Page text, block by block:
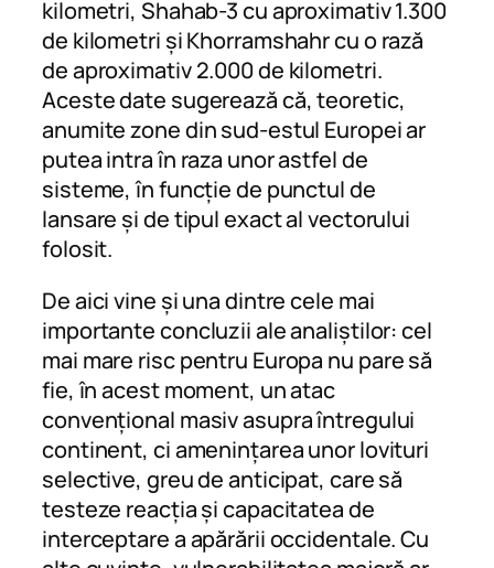
kilometri, Shahab-3 cu aproximativ 1.300
de kilometri și Khorramshahr cu o rază
de aproximativ 2.000 de kilometri.
Aceste date sugerează că, teoretic,
anumite zone din sud-estul Europei ar
putea intra în raza unor astfel de
sisteme, în funcție de punctul de
lansare și de tipul exact al vectorului
folosit.
De aici vine și una dintre cele mai
importante concluzii ale analiștilor: cel
mai mare risc pentru Europa nu pare să
fie, în acest moment, un atac
convențional masiv asupra întregului
continent, ci amenințarea unor lovituri
selective, greu de anticipat, care să
testeze reacția și capacitatea de
interceptare a apărării occidentale. Cu